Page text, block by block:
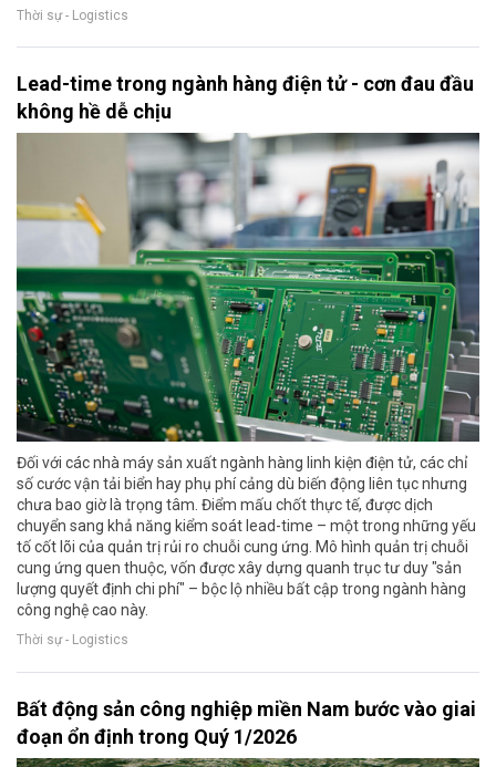
Thời sự - Logistics
Lead-time trong ngành hàng điện tử - cơn đau đầu
không hề dễ chịu
Đối với các nhà máy sản xuất ngành hàng linh kiện điện tử, các chỉ
số cước vận tải biển hay phụ phí cảng dù biến động liên tục nhưng
chưa bao giờ là trọng tâm. Điểm mấu chốt thực tế, được dịch
chuyển sang khả năng kiểm soát lead-time – một trong những yếu
tố cốt lõi của quản trị rủi ro chuỗi cung ứng. Mô hình quản trị chuỗi
cung ứng quen thuộc, vốn được xây dựng quanh trục tư duy "sản
lượng quyết định chi phí" – bộc lộ nhiều bất cập trong ngành hàng
công nghệ cao này.
Thời sự - Logistics
Bất động sản công nghiệp miền Nam bước vào giai
đoạn ổn định trong Quý 1/2026